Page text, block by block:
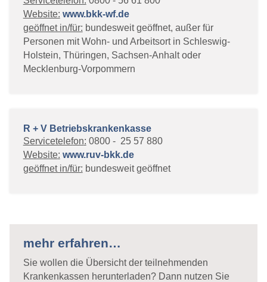
Website: www.bkk-wf.de
geöffnet in/für: bundesweit geöffnet, außer für
Personen mit Wohn- und Arbeitsort in Schleswig-
Holstein, Thüringen, Sachsen-Anhalt oder
Mecklenburg-Vorpommern
R + V Betriebskrankenkasse
Servicetelefon: 0800 - 25 57 880
Website: www.ruv-bkk.de
geöffnet in/für: bundesweit geöffnet
mehr erfahren…
Sie wollen die Übersicht der teilnehmenden
Krankenkassen herunterladen? Dann nutzen Sie